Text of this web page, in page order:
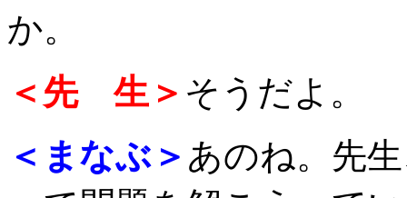
か。
＜先 生＞ そうだよ。
＜まなぶ＞ あのね。先